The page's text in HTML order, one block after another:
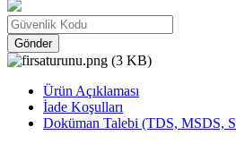
Gönder
Ürün Açıklaması
İade Koşulları
Doküman Talebi (TDS, MSDS,